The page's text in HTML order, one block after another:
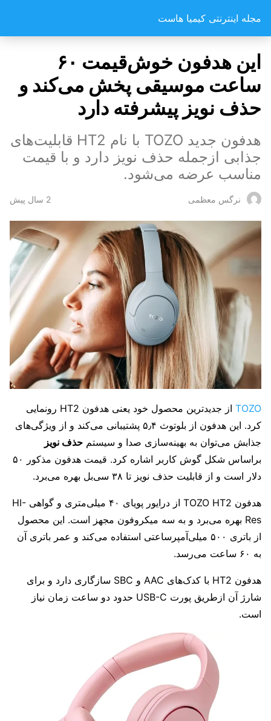
مجله اینترنتی کیمیا هاست
این هدفون خوش‌قیمت ۶۰
ساعت موسیقی پخش می‌کند و
حذف نویز پیشرفته دارد
هدفون جدید TOZO با نام HT2 قابلیت‌های
جذابی ازجمله حذف نویز دارد و با قیمت
مناسب عرضه می‌شود.
نرگس معظمی 2 سال پیش
TOZO
از جدیدترین محصول خود یعنی هدفون HT2 رونمایی
کرد. این هدفون از بلوتوث ۵٫۴ پشتیبانی می‌کند و از ویژگی‌های
جذابش می‌توان به بهینه‌سازی صدا و سیستم حذف نویز
براساس شکل گوش کاربر اشاره کرد. قیمت هدفون مذکور ۵۰
دلار است و از قابلیت حذف نویز تا ۳۸ سی‌بل بهره می‌برد.
هدفون TOZO HT2 از درایور پویای ۴۰ میلی‌متری و گواهی HI-
Res بهره می‌برد و به سه میکروفون مجهز است. این محصول
از باتری ۵۰۰ میلی‌آمپرساعتی استفاده می‌کند و عمر باتری آن
به ۶۰ ساعت می‌رسد.
هدفون HT2 با کدک‌های AAC و SBC سازگاری دارد و برای
شارژ آن ازطریق پورت USB-C حدود دو ساعت زمان نیاز
است.